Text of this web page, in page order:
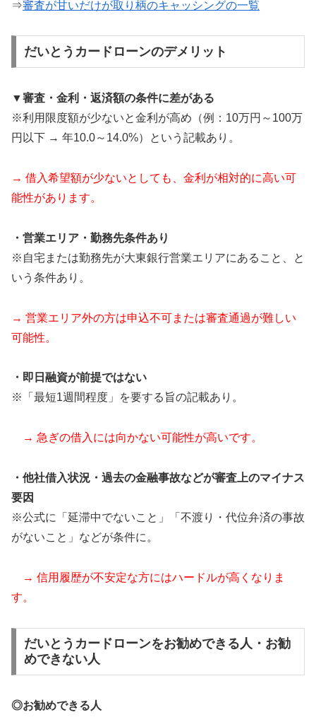
⇒審査が甘いだけが取り柄のキャッシングの一覧
だいとうカードローンのデメリット
▼審査・金利・返済額の条件に差がある
※利用限度額が少ないと金利が高め（例：10万円～100万
円以下 → 年10.0～14.0%）という記載あり。
→ 借入希望額が少ないとしても、金利が相対的に高い可
能性があります。
・営業エリア・勤務先条件あり
※自宅または勤務先が大東銀行営業エリアにあること、と
いう条件あり。
→ 営業エリア外の方は申込不可または審査通過が難しい
可能性。
・即日融資が前提ではない
※「最短1週間程度」を要する旨の記載あり。
→ 急ぎの借入には向かない可能性が高いです。
・他社借入状況・過去の金融事故などが審査上のマイナス
要因
※公式に「延滞中でないこと」「不渡り・代位弁済の事故
がないこと」などが条件に。
→ 信用履歴が不安定な方にはハードルが高くなりま
す。
だいとうカードローンをお勧めできる人・お勧
めできない人
◎お勧めできる人